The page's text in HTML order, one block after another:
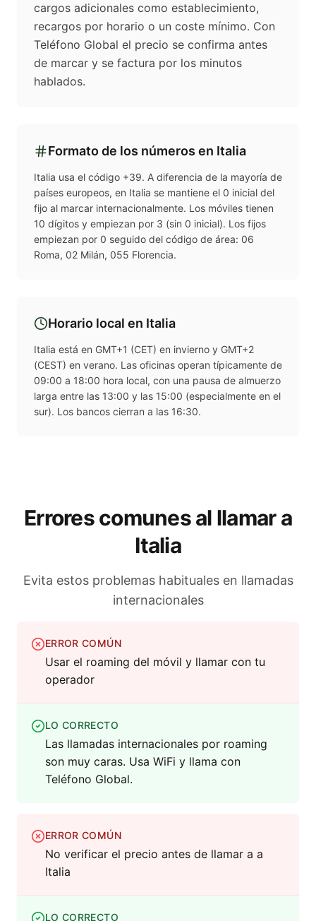
cargos adicionales como establecimiento,
recargos por horario o un coste mínimo. Con
Teléfono Global el precio se confirma antes
de marcar y se factura por los minutos
hablados.
Formato de los números en Italia
Italia usa el código +39. A diferencia de la mayoría de
países europeos, en Italia se mantiene el 0 inicial del
fijo al marcar internacionalmente. Los móviles tienen
10 dígitos y empiezan por 3 (sin 0 inicial). Los fijos
empiezan por 0 seguido del código de área: 06
Roma, 02 Milán, 055 Florencia.
Horario local en Italia
Italia está en GMT+1 (CET) en invierno y GMT+2
(CEST) en verano. Las oficinas operan típicamente de
09:00 a 18:00 hora local, con una pausa de almuerzo
larga entre las 13:00 y las 15:00 (especialmente en el
sur). Los bancos cierran a las 16:30.
Errores comunes al llamar a
Italia
Evita estos problemas habituales en llamadas
internacionales
ERROR COMÚN
Usar el roaming del móvil y llamar con tu
operador
LO CORRECTO
Las llamadas internacionales por roaming
son muy caras. Usa WiFi y llama con
Teléfono Global.
ERROR COMÚN
No verificar el precio antes de llamar a a
Italia
LO CORRECTO